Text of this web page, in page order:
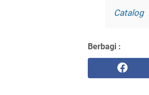
Catalog
Berbagi :